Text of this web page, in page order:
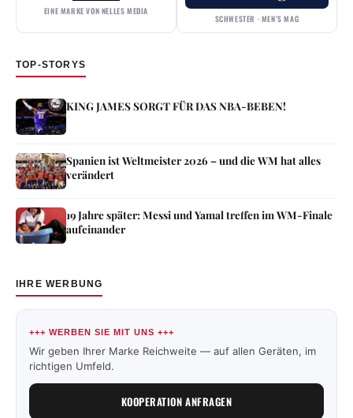
EINE MARKE VON NELLES MEDIA
SCHWESTER · MEN’S MAG
TOP-STORYS
KING JAMES SORGT FÜR DAS NBA-BEBEN!
Spanien ist Weltmeister 2026 – und die WM hat alles
verändert
19 Jahre später: Messi und Yamal treffen im WM-Finale
aufeinander
IHRE WERBUNG
+++ WERBEN SIE MIT UNS +++
Wir geben Ihrer Marke Reichweite — auf allen Geräten, im
richtigen Umfeld.
KOOPERATION ANFRAGEN